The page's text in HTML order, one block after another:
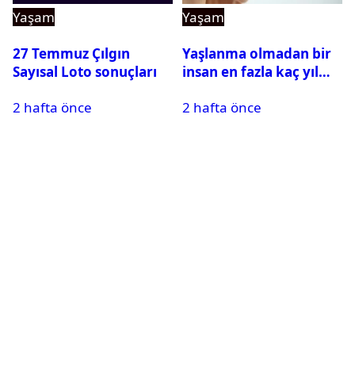
Yaşam
27 Temmuz Çılgın
Sayısal Loto sonuçları
2 hafta önce
Yaşam
Yaşlanma olmadan bir
insan en fazla kaç yıl
2 hafta önce